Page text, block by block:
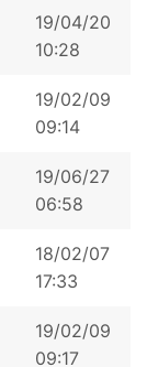
19/04/20
10:28
19/02/09
09:14
19/06/27
06:58
18/02/07
17:33
19/02/09
09:17